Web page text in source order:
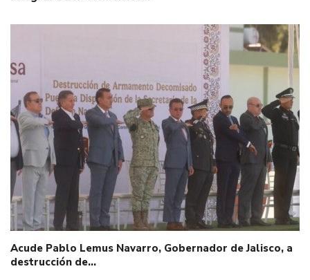
Acude Pablo Lemus Navarro, Gobernador de Jalisco, a
destrucción de…